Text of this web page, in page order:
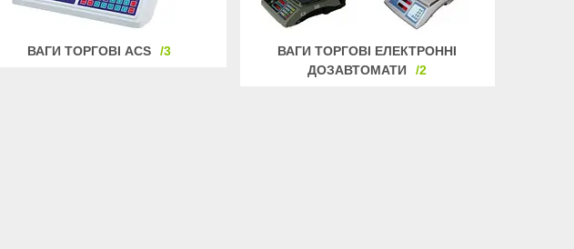
ВАГИ ТОРГОВІ ACS 3
ВАГИ ТОРГОВІ ЕЛЕКТРОННІ
ДОЗАВТОМАТИ
2